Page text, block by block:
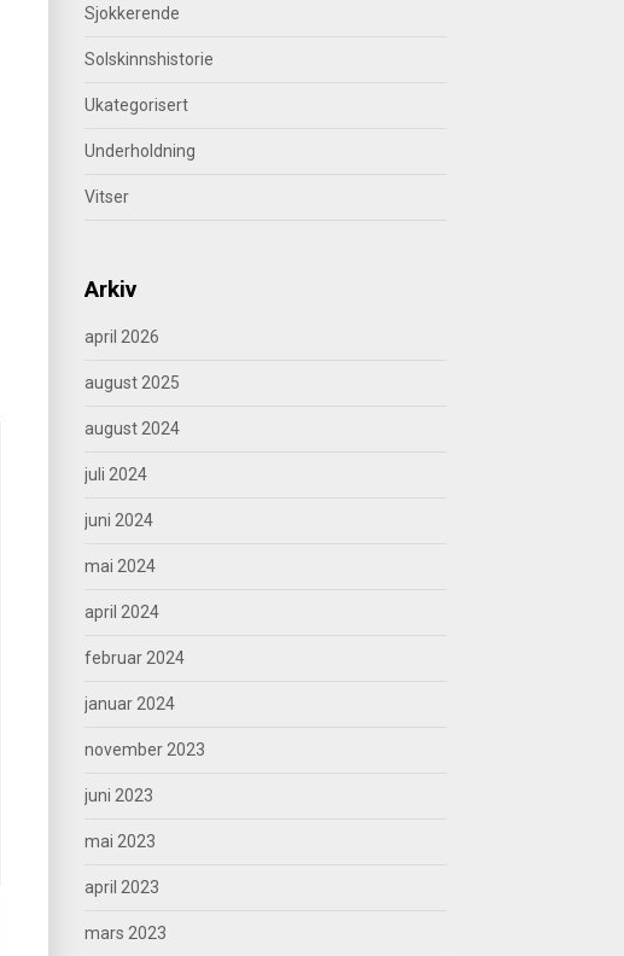
Sjokkerende
Solskinnshistorie
Ukategorisert
Underholdning
Vitser
Arkiv
april 2026
august 2025
august 2024
juli 2024
juni 2024
mai 2024
april 2024
februar 2024
januar 2024
november 2023
juni 2023
mai 2023
april 2023
mars 2023